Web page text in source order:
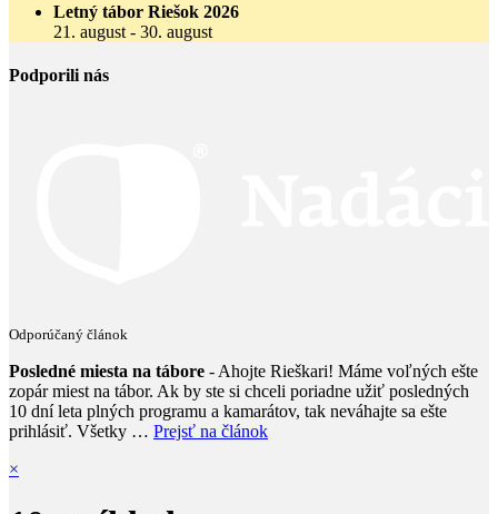
Letný tábor Riešok 2026
21. august - 30. august
Podporili nás
Odporúčaný článok
Posledné miesta na tábore - Ahojte Rieškari! Máme voľných ešte
zopár miest na tábor. Ak by ste si chceli poriadne užiť posledných
10 dní leta plných programu a kamarátov, tak neváhajte sa ešte
prihlásiť. Všetky … Prejsť na článok
×